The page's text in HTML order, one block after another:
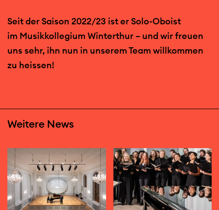
Seit der Saison 2022/23 ist er Solo-Oboist
im Musikkollegium Winterthur – und wir freuen
uns sehr, ihn nun in unserem Team willkommen
zu heissen!
Weitere News